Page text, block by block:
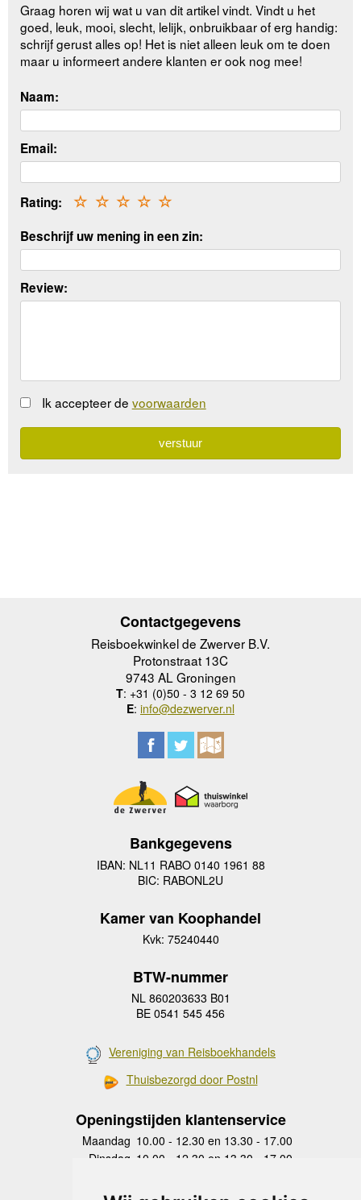
Graag horen wij wat u van dit artikel vindt. Vindt u het
goed, leuk, mooi, slecht, lelijk, onbruikbaar of erg handig:
schrijf gerust alles op! Het is niet alleen leuk om te doen
maar u informeert andere klanten er ook nog mee!
Naam:
Email:
Rating: ☆
☆
☆
☆
☆
Beschrijf uw mening in een zin:
Review:
Ik accepteer de voorwaarden
Contactgegevens
Reisboekwinkel de Zwerver B.V.
Protonstraat 13C
9743 AL Groningen
T: +31 (0)50 - 3 12 69 50
E: info@dezwerver.nl
Bankgegevens
IBAN: NL11 RABO 0140 1961 88
BIC: RABONL2U
Kamer van Koophandel
Kvk: 75240440
BTW-nummer
NL 860203633 B01
BE 0541 545 456
Vereniging van Reisboekhandels
Thuisbezorgd door Postnl
Openingstijden klantenservice
Maandag 10.00 - 12.30 en 13.30 - 17.00
Dinsdag 10.00 - 12.30 en 13.30 - 17.00
Donderdag
10.00 - 12.30 en 13.30 - 17.00